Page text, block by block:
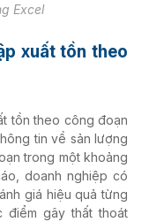
Excel
xuất tồn theo
tồn theo công đoạn
tin về sản lượng
trong một khoảng
doanh nghiệp có
giá hiệu quả từng
điểm gây thất thoát